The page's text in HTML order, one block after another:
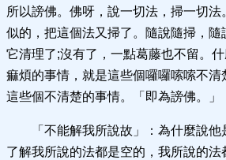
所以謗佛。佛呀，說一切法，掃一切
似的，把這個法又掃了。隨說隨掃，
它清理了;沒有了，一點葛藤也不留。
痲煩的事情，就是這些個囉囉嗦嗦不
這些個不清楚的事情。「即為謗佛。」
「不能解我所說故」：為什麼說
了解我所說的法都是空的，我所說的法